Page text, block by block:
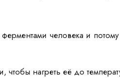
человека и потому
нагреть её до